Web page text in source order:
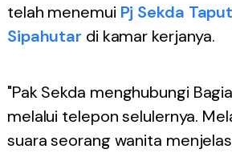
telah menemui Pj Sekda
Sipahutar di kamar kerjanya.
"Pak Sekda menghubungi
melalui telepon selulernya.
suara seorang wanita